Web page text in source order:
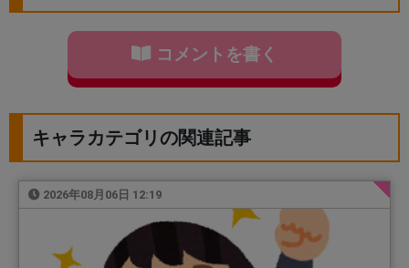
コメントを書く
キャラカテゴリの関連記事
2026年08月06日 12:19